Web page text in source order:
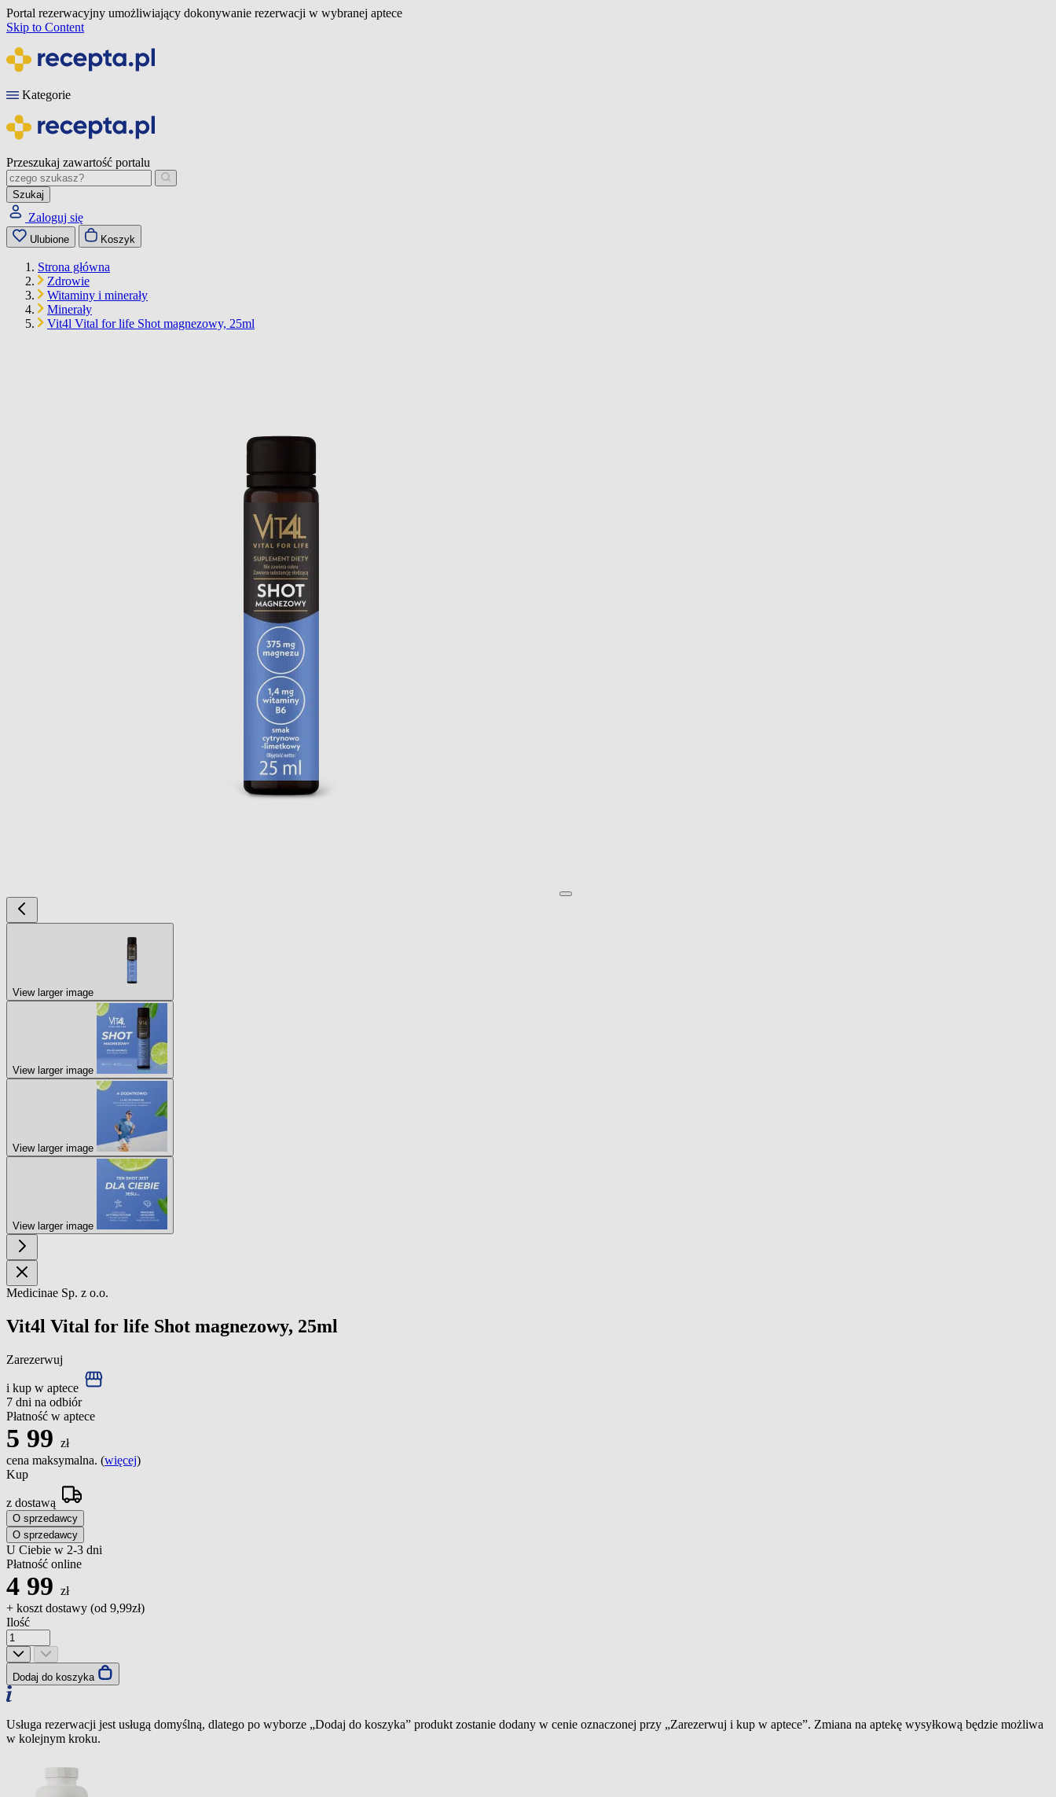
Portal rezerwacyjny umożliwiający dokonywanie rezerwacji w wybranej aptece
Skip to Content
Kategorie
Przeszukaj zawartość portalu
Szukaj
Zaloguj się
Ulubione Koszyk
Strona główna
Zdrowie
Witaminy i minerały
Minerały
Vit4l Vital for life Shot magnezowy, 25ml
View larger image
View larger image
View larger image
View larger image
Medicinae Sp. z o.o.
Vit4l Vital for life Shot magnezowy, 25ml
Zarezerwuj
i kup w aptece
7 dni na odbiór
Płatność w aptece
5 99 zł
cena maksymalna. (więcej)
Kup
z dostawą
O sprzedawcy
O sprzedawcy
U Ciebie w 2-3 dni
Płatność online
4 99 zł
+ koszt dostawy (od 9,99zł)
Ilość
Dodaj do koszyka
Usługa rezerwacji jest usługą domyślną, dlatego po wyborze „Dodaj do koszyka” produkt zostanie dodany w cenie oznaczonej przy „Zarezerwuj i kup w aptece”. Zmiana na aptekę wysyłkową będzie możliwa
w kolejnym kroku.